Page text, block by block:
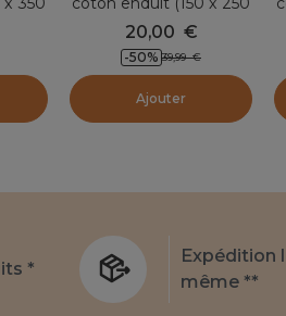
cm) Boston Multicolore
20,00 €
-50% 39,99 €
Ajouter
*
Expédition
même **